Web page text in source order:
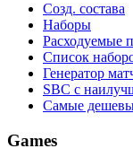
Созд. состава
Наборы
Расходуемые
Список
Генератор
SBC с
Самые
Games